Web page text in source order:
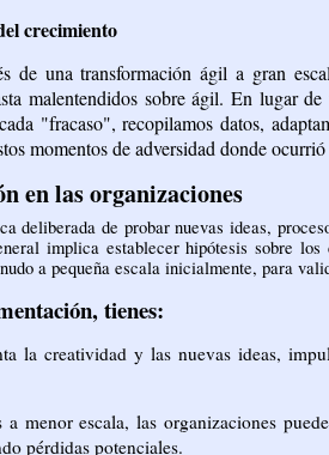
crecimiento
una transformación ágil a gran
malentendidos sobre ágil. En lugar
"fracaso", recopilamos datos,
momentos de adversidad donde
en las organizaciones
deliberada de probar nuevas ideas,
implica establecer hipótesis sobre
a pequeña escala inicialmente, para
tienes:
la creatividad y las nuevas ideas,
menor escala, las organizaciones
pérdidas potenciales.